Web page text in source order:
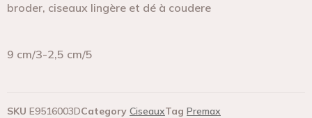
broder, ciseaux lingère et dé à coudere
9 cm/3-2,5 cm/5
SKU E9516003DCategory CiseauxTag Premax